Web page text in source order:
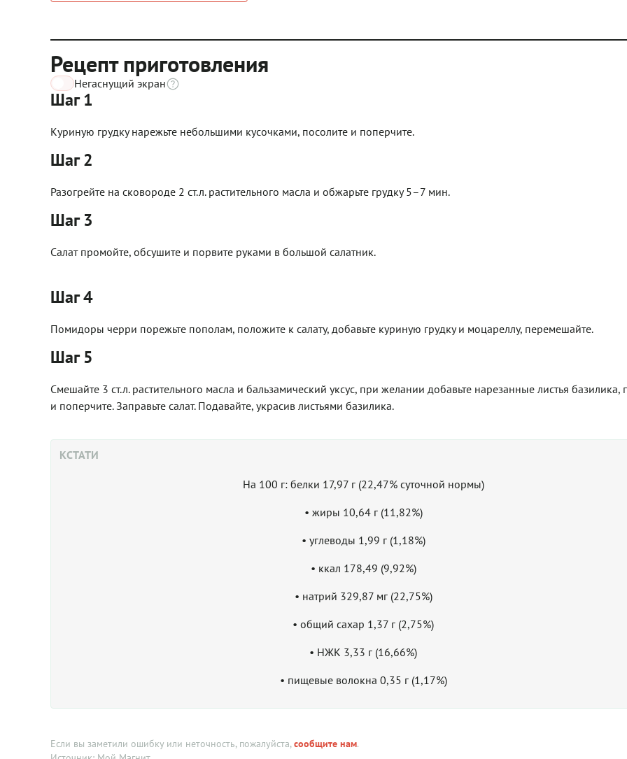
Рецепт приготовления
Негаснущий экран
Шаг 1
Куриную грудку нарежьте небольшими кусочками, посолите и поперчите.
Шаг 2
Разогрейте на сковороде 2 ст.л. растительного масла и обжарьте грудку 5–7 мин.
Шаг 3
Салат промойте, обсушите и порвите руками в большой салатник.
Шаг 4
Помидоры черри порежьте пополам, положите к салату, добавьте куриную грудку и моцареллу, перемешайте.
Шаг 5
Смешайте 3 ст.л. растительного масла и бальзамический уксус, при желании добавьте нарезанные листья базилика,
и поперчите. Заправьте салат. Подавайте, украсив листьями базилика.
КСТАТИ
На 100 г: белки 17,97 г (22,47% суточной нормы)
• жиры 10,64 г (11,82%)
• углеводы 1,99 г (1,18%)
• ккал 178,49 (9,92%)
• натрий 329,87 мг (22,75%)
• общий сахар 1,37 г (2,75%)
• НЖК 3,33 г (16,66%)
• пищевые волокна 0,35 г (1,17%)
Если вы заметили ошибку или неточность, пожалуйста,сообщите нам.